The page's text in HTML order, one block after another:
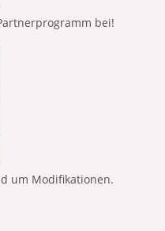
bei!
um Modifikationen.